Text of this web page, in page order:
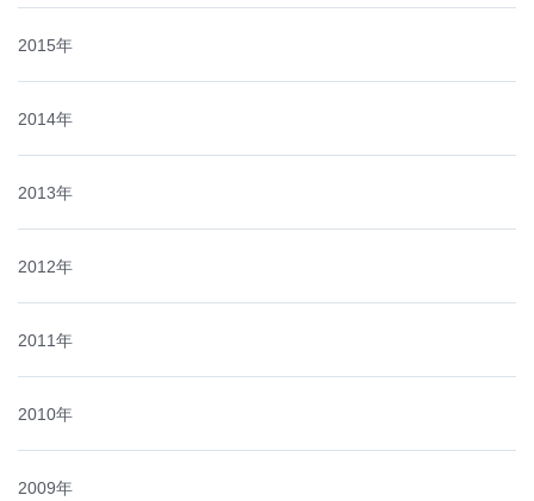
2015年
2014年
2013年
2012年
2011年
2010年
2009年